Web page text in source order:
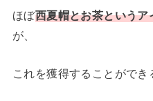
ほぼ西夏帽とお茶という
が、
これを獲得することができ